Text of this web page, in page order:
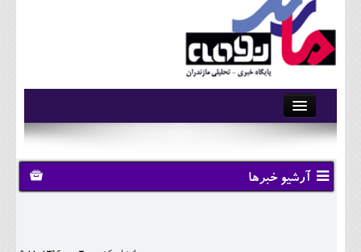
آرشیو
تماس با ما
وبلاگ
آرشیو خبرها